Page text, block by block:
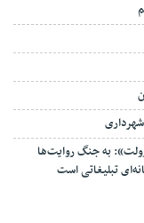
به جنگ روایت‌ها
تبلیغاتی است